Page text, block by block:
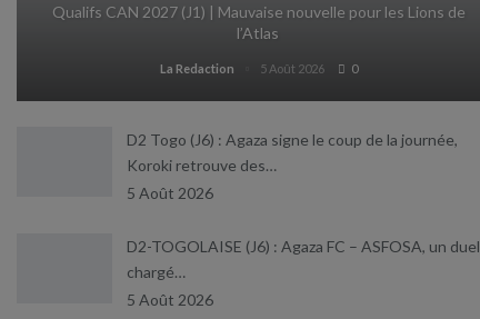
Qualifs CAN 2027 (J1) | Mauvaise nouvelle pour les Lions de
l’Atlas
La Redaction 5 Août 2026 0
D2 Togo (J6) : Agaza signe le coup de la journée,
Koroki retrouve des…
5 Août 2026
D2-TOGOLAISE (J6) : Agaza FC – ASFOSA, un duel
chargé…
5 Août 2026